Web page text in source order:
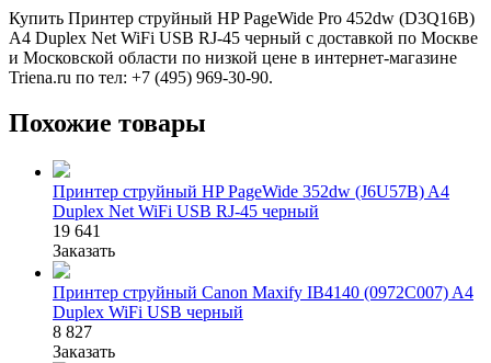
Купить Принтер струйный HP PageWide Pro 452dw (D3Q16B)
A4 Duplex Net WiFi USB RJ-45 черный с доставкой по Москве
и Московской области по низкой цене в интернет-магазине
Triena.ru по тел: +7 (495) 969-30-90.
Похожие товары
Принтер струйный HP PageWide 352dw (J6U57B) A4
Duplex Net WiFi USB RJ-45 черный
19 641
Заказать
Принтер струйный Canon Maxify IB4140 (0972C007) A4
Duplex WiFi USB черный
8 827
Заказать